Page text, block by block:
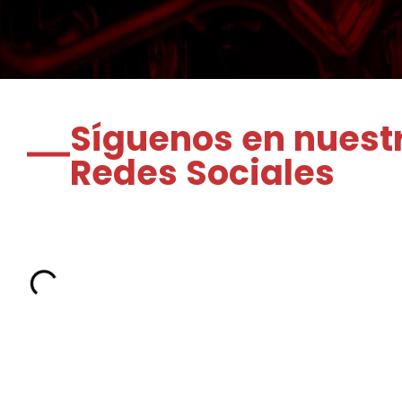
Síguenos en
Redes Sociales